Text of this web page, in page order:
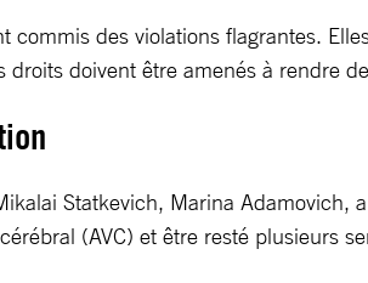
commis des violations flagrantes.
droits doivent être amenés à rendre
Statkevich, Marina
(AVC) et être resté plusieurs